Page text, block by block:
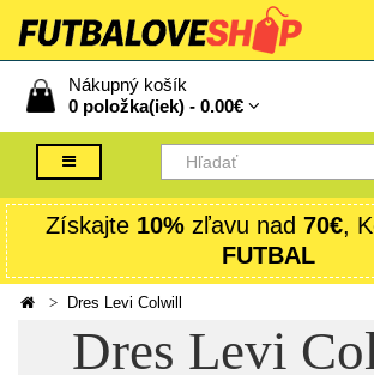
Nákupný košík
0 položka(iek) - 0.00€
Získajte 10% zľavu nad 70€,
FUTBAL
Dres Levi Colwill
Dres Levi